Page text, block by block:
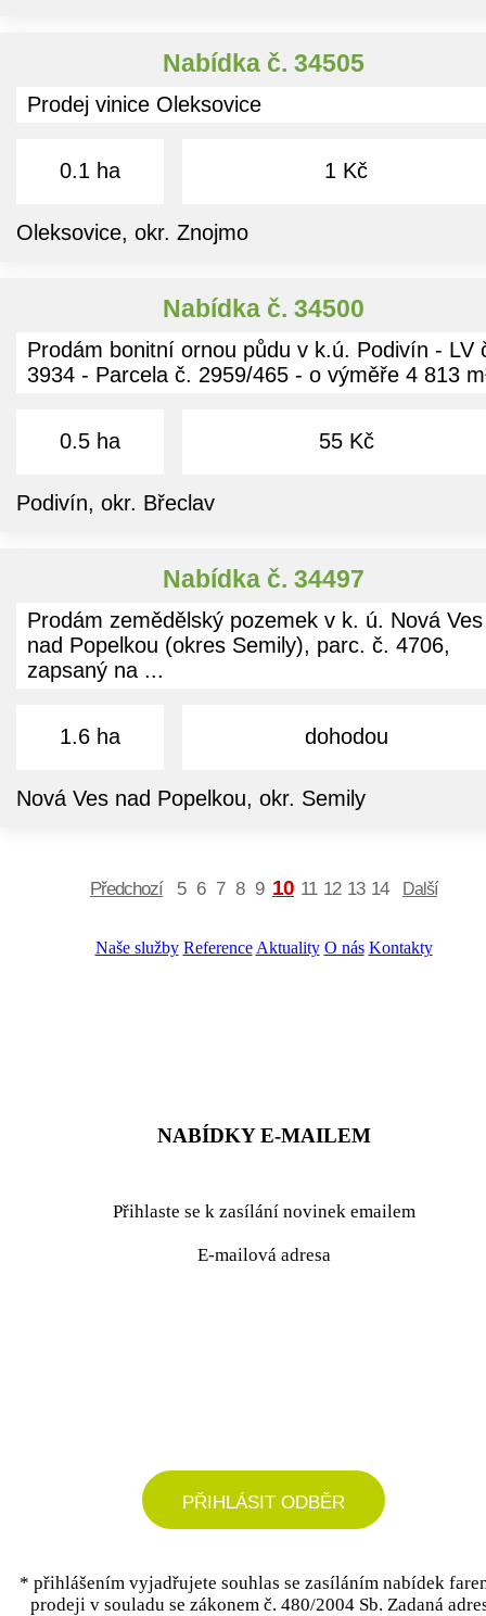
Nabídka č. 34505
Prodej vinice Oleksovice
0.1 ha 1 Kč
Oleksovice, okr. Znojmo
Nabídka č. 34500
Prodám bonitní ornou půdu v k.ú. Podivín - LV
3934 - Parcela č. 2959/465 - o výměře 4 813
0.5 ha 55 Kč
Podivín, okr. Břeclav
Nabídka č. 34497
Prodám zemědělský pozemek v k. ú. Nová Ves
nad Popelkou (okres Semily), parc. č. 4706,
zapsaný na ...
1.6 ha dohodou
Nová Ves nad Popelkou, okr. Semily
Předchozí 5 6 7 8 9 10 11 12 13 14 Další
Naše služby Reference Aktuality O nás Kontakty
NABÍDKY E-MAILEM
Přihlaste se k zasílání novinek emailem
E-mailová adresa
PŘIHLÁSIT ODBĚR
* přihlášením vyjadřujete souhlas se zasíláním nabídek
prodeji v souladu se zákonem č. 480/2004 Sb. Zadaná